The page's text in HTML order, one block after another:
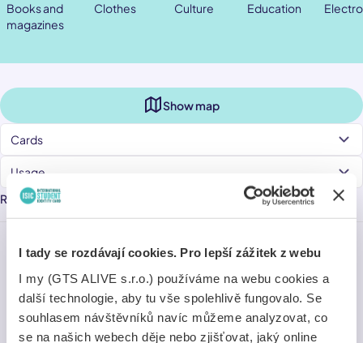
I tady se rozdávají cookies. Pro lepší zážitek z webu
I my (GTS ALIVE s.r.o.) používáme na webu cookies a
další technologie, aby tu vše spolehlivě fungovalo. Se
souhlasem návštěvníků navíc můžeme analyzovat, co
se na našich webech děje nebo zjišťovat, jaký online
Books and
magazines
Clothes Culture Education
Show map
Cards
Usage
Recommended
LatestLast chance